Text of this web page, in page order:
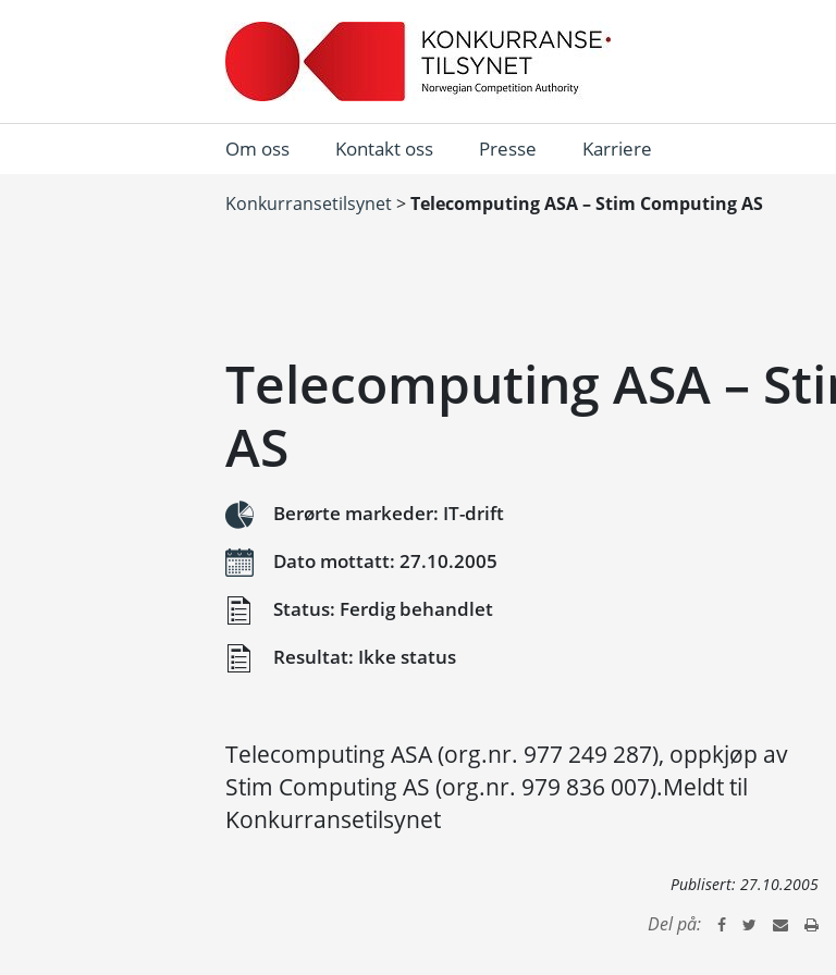
Om oss Kontakt oss Presse Karriere
Konkurransetilsynet>Telecomputing ASA – Stim Computing AS
Telecomputing ASA –
AS
Berørte markeder: IT-drift
Dato mottatt: 27.10.2005
Status: Ferdig behandlet
Resultat: Ikke status
Telecomputing ASA (org.nr. 977 249 287), oppkjøp av
Stim Computing AS (org.nr. 979 836 007).Meldt til
Konkurransetilsynet
Publisert: 27.10.2005
Del på: